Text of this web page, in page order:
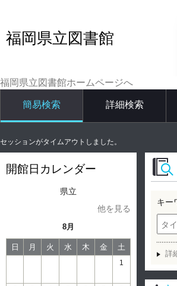
福岡県立図書館
福岡県立図書館ホームページへ
簡易検索 詳細検索
セッションがタイムアウトしました。
開館日カレンダー
県立
他を見る
8月
日 月 火 水 木 金 土
1
キー
詳